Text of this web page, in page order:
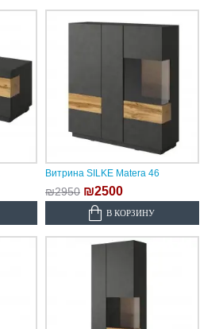
Витрина SILKE Matera 46
₪2950 ₪2500
В КОРЗИНУ